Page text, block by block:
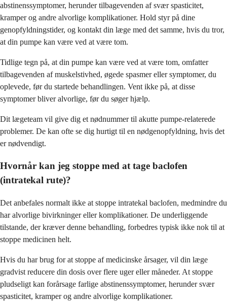
abstinenssymptomer, herunder tilbagevenden af svær spasticitet,
kramper og andre alvorlige komplikationer. Hold styr på dine
genopfyldningstider, og kontakt din læge med det samme, hvis du tror,
at din pumpe kan være ved at være tom.
Tidlige tegn på, at din pumpe kan være ved at være tom, omfatter
tilbagevenden af muskelstivhed, øgede spasmer eller symptomer, du
oplevede, før du startede behandlingen. Vent ikke på, at disse
symptomer bliver alvorlige, før du søger hjælp.
Dit lægeteam vil give dig et nødnummer til akutte pumpe-relaterede
problemer. De kan ofte se dig hurtigt til en nødgenopfyldning, hvis det
er nødvendigt.
Hvornår kan jeg stoppe med at tage baclofen
(intratekal rute)?
Det anbefales normalt ikke at stoppe intratekal baclofen, medmindre du
har alvorlige bivirkninger eller komplikationer. De underliggende
tilstande, der kræver denne behandling, forbedres typisk ikke nok til at
stoppe medicinen helt.
Hvis du har brug for at stoppe af medicinske årsager, vil din læge
gradvist reducere din dosis over flere uger eller måneder. At stoppe
pludseligt kan forårsage farlige abstinenssymptomer, herunder svær
spasticitet, kramper og andre alvorlige komplikationer.